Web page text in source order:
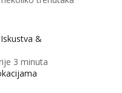
Iskustva &
3 minuta